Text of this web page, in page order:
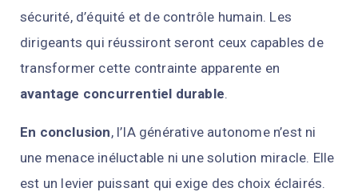
sécurité, d’équité et de contrôle humain. Les
dirigeants qui réussiront seront ceux capables de
transformer cette contrainte apparente en
avantage concurrentiel durable.
En conclusion, l’IA générative autonome n’est ni
une menace inéluctable ni une solution miracle. Elle
est un levier puissant qui exige des choix éclairés.